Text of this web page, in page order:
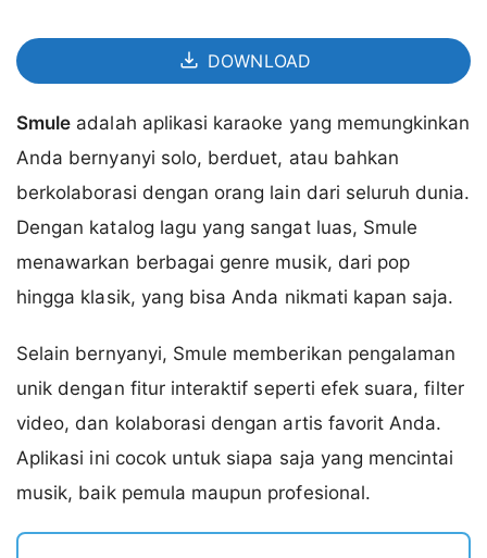
DOWNLOAD
Smule adalah aplikasi karaoke yang memungkinkan
Anda bernyanyi solo, berduet, atau bahkan
berkolaborasi dengan orang lain dari seluruh dunia.
Dengan katalog lagu yang sangat luas, Smule
menawarkan berbagai genre musik, dari pop
hingga klasik, yang bisa Anda nikmati kapan saja.
Selain bernyanyi, Smule memberikan pengalaman
unik dengan fitur interaktif seperti efek suara, filter
video, dan kolaborasi dengan artis favorit Anda.
Aplikasi ini cocok untuk siapa saja yang mencintai
musik, baik pemula maupun profesional.